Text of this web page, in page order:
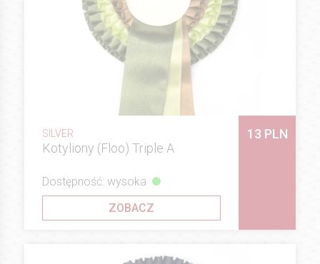
SILVER
Kotyliony (Floo) Triple A
13 PLN
Dostępność: wysoka
ZOBACZ